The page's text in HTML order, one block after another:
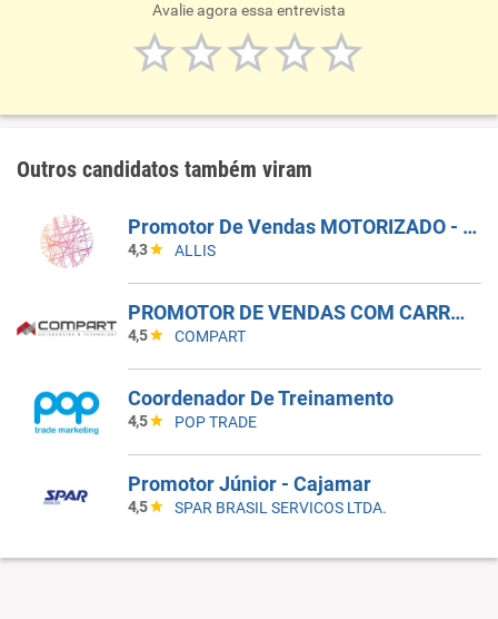
Avalie agora essa entrevista
Outros candidatos também viram
Promotor De Vendas MOTORIZADO - Pojuca E São Sebastião Do Passé (BA)
4,3 ALLIS
PROMOTOR DE VENDAS COM CARRO - INDAIATUBA - SP
4,5 COMPART
Coordenador De Treinamento
4,5 POP TRADE
Promotor Júnior - Cajamar
4,5 SPAR BRASIL SERVICOS LTDA.